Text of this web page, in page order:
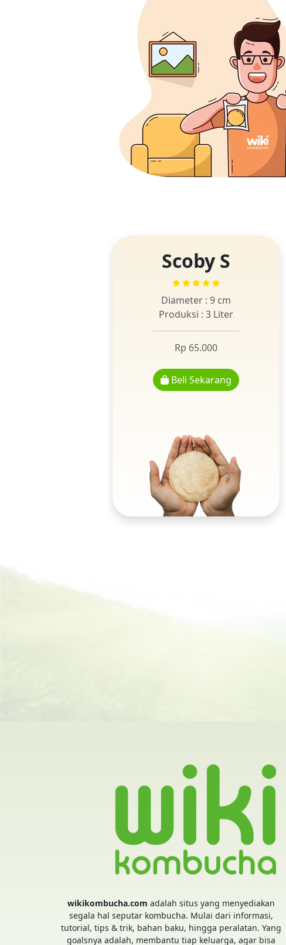
Scoby S
Diameter : 9 cm
Produksi : 3 Liter
Rp 65.000
Beli Sekarang
wikikombucha.com adalah situs yang menyediakan
segala hal seputar kombucha. Mulai dari informasi,
tutorial, tips & trik, bahan baku, hingga peralatan. Yang
goalsnya adalah, membantu tiap keluarga, agar bisa